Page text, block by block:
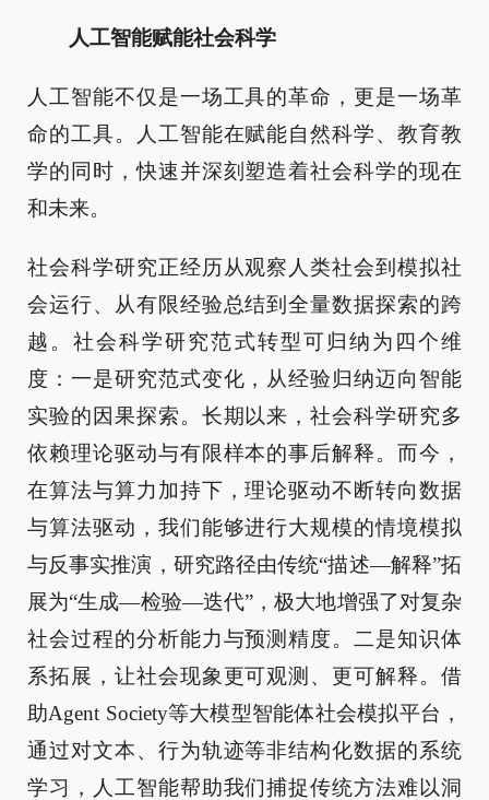
人工智能赋能社会科学
人工智能不仅是一场工具的革命，更是一场革
命的工具。人工智能在赋能自然科学、教育教
学的同时，快速并深刻塑造着社会科学的现在
和未来。
社会科学研究正经历从观察人类社会到模拟社
会运行、从有限经验总结到全量数据探索的跨
越。社会科学研究范式转型可归纳为四个维
度：一是研究范式变化，从经验归纳迈向智能
实验的因果探索。长期以来，社会科学研究多
依赖理论驱动与有限样本的事后解释。而今，
在算法与算力加持下，理论驱动不断转向数据
与算法驱动，我们能够进行大规模的情境模拟
与反事实推演，研究路径由传统“描述—解释”拓
展为“生成—检验—迭代”，极大地增强了对复杂
社会过程的分析能力与预测精度。二是知识体
系拓展，让社会现象更可观测、更可解释。借
助Agent Society等大模型智能体社会模拟平台，
通过对文本、行为轨迹等非结构化数据的系统
学习，人工智能帮助我们捕捉传统方法难以洞